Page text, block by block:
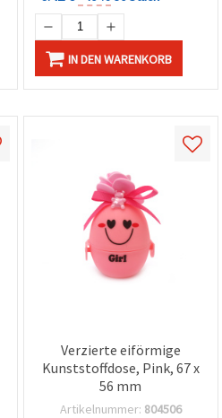
IN DEN WARENKORB
Verzierte eiförmige
Kunststoffdose, Pink, 67 x
56 mm
Artikelnummer: 804506